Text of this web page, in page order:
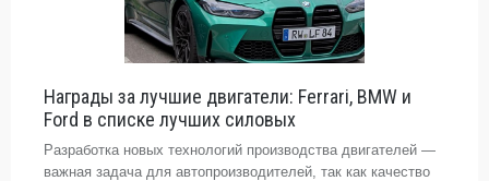
Награды за лучшие двигатели: Ferrari, BMW и
Ford в списке лучших силовых
Разработка новых технологий производства двигателей —
важная задача для автопроизводителей, так как качество